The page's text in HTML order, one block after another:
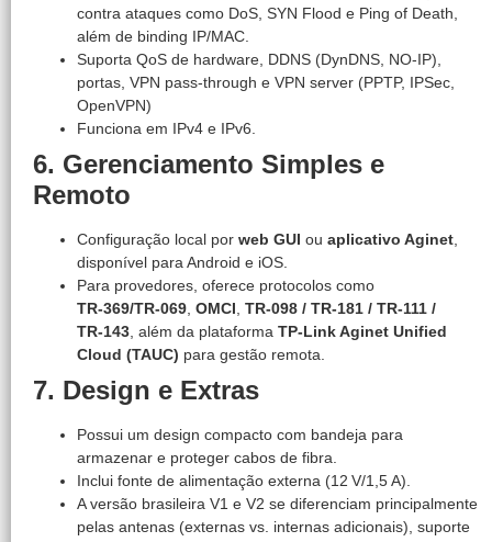
contra ataques como DoS, SYN Flood e Ping of Death,
além de binding IP/MAC.
Suporta QoS de hardware, DDNS (DynDNS, NO‑IP),
portas, VPN pass-through e VPN server (PPTP, IPSec,
OpenVPN)
Funciona em IPv4 e IPv6.
6. Gerenciamento Simples e
Remoto
Configuração local por web GUI ou aplicativo Aginet
disponível para Android e iOS.
Para provedores, oferece protocolos como
TR‑369/TR‑069 OMCI TR‑098 / TR‑181 / TR‑111 /
TR‑143 , além da plataforma TP‑Link Aginet Unified
Cloud (TAUC) para gestão remota.
7. Design e Extras
Possui um design compacto com bandeja para
armazenar e proteger cabos de fibra.
Inclui fonte de alimentação externa (12 V/1,5 A).
A versão brasileira V1 e V2 se diferenciam principalmente
pelas antenas (externas vs. internas adicionais), suporte